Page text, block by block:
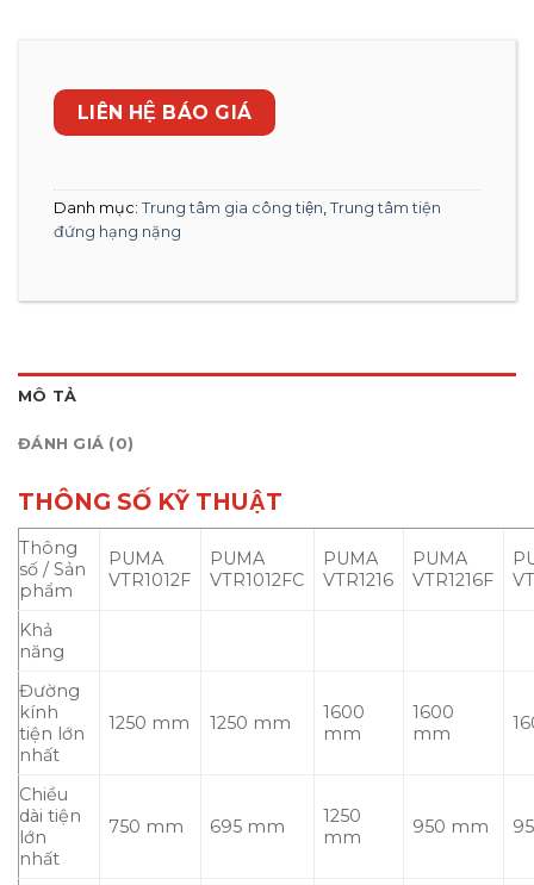
LIÊN HỆ BÁO GIÁ
Danh mục: Trung tâm gia công tiện, Trung tâm tiện
đứng hạng nặng
MÔ TẢ
ĐÁNH GIÁ (0)
THÔNG SỐ KỸ THUẬT
Thông
số / Sản
phẩm
PUMA
VTR1012F
PUMA
VTR1012FC
PUMA
VTR1216
PUMA
VTR1216F
Khả
năng
Đường
kính
tiện lớn
nhất
1250 mm 1250 mm
1600
mm
1600
mm
Chiều
dài tiện
lớn
nhất
750 mm 695 mm
1250
mm
950 mm